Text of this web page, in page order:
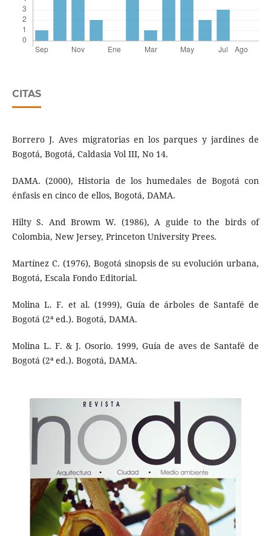
CITAS
Borrero J. Aves migratorias en los parques y jardines de
Bogotá, Bogotá, Caldasia Vol III, No 14.
DAMA. (2000), Historia de los humedales de Bogotá con
énfasis en cinco de ellos, Bogotá, DAMA.
Hilty S. And Browm W. (1986), A guide to the birds of
Colombia, New Jersey, Princeton University Prees.
Martínez C. (1976), Bogotá sinopsis de su evolución urbana,
Bogotá, Escala Fondo Editorial.
Molina L. F. et al. (1999), Guía de árboles de Santafé de
Bogotá (2ª ed.). Bogotá, DAMA.
Molina L. F. & J. Osorio. 1999, Guía de aves de Santafé de
Bogotá (2ª ed.). Bogotá, DAMA.